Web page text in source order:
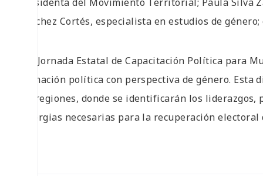
Sánchez Cortés, especialista en estudios de
La «Jornada Estatal de Capacitación Política para
formación política con perspectiva de género.
las regiones, donde se identificarán los
sinergias necesarias para la recuperación electoral